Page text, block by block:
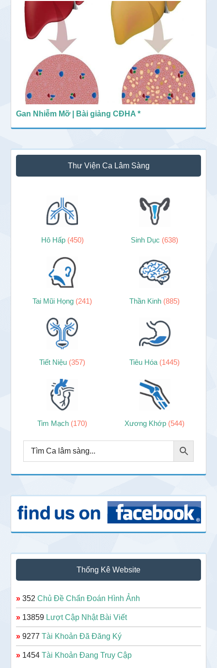
Gan Nhiễm Mỡ | Bài giảng CĐHA *
Thư Viện Ca Lâm Sàng
Hô Hấp (450) Sinh Dục (638)
Tai Mũi Họng (241) Thần Kinh (885)
Tiết Niệu (357) Tiêu Hóa (1445)
Tim Mạch (170) Xương Khớp (544)
Thống Kê Website
» 352Chủ Đề Chẩn Đoán Hình Ảnh
» 13859 Lượt Cập Nhật Bài Viết
» 9277Tài Khoản Đã Đăng Ký
» 1454Tài Khoản Đang Truy Cập